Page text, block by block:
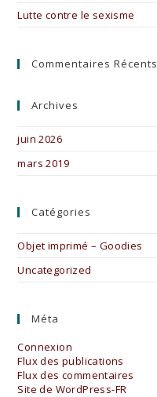
Lutte contre le sexisme
Commentaires Récents
Archives
juin 2026
mars 2019
Catégories
Objet imprimé – Goodies
Uncategorized
Méta
Connexion
Flux des publications
Flux des commentaires
Site de WordPress-FR